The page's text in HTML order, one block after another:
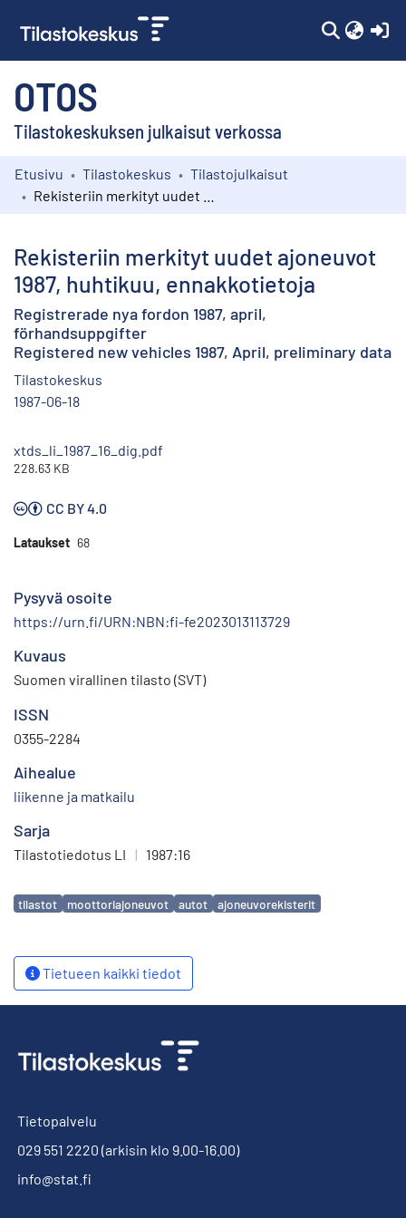
OTOS
Tilastokeskuksen julkaisut verkossa
Kokoelmat
Etusivu Tilastokeskus
Tilastojulkaisut
Rekisteriin merkityt uudet ajoneuvot
1987, huhtikuu, ennakkotietoja
Registrerade nya fordon 1987, april,
förhandsuppgifter
Registered new vehicles 1987, April, preliminary data
Tilastokeskus
1987-06-18
xtds_li_1987_16_dig.pdf
228.63 KB
CC BY 4.0
Lataukset 68
Pysyvä osoite
https://urn.fi/URN:NBN:fi-fe2023013113729
Kuvaus
Suomen virallinen tilasto (SVT)
ISSN
0355-2284
Aihealue
liikenne ja matkailu
Sarja
Tilastotiedotus LI | 1987:16
Avainsanat
tilastot moottoriajoneuvot autot ajoneuvorekisterit
Tietueen kaikki tiedot
Tietopalvelu
029 551 2220 (arkisin klo 9.00-16.00)
info@stat.fi